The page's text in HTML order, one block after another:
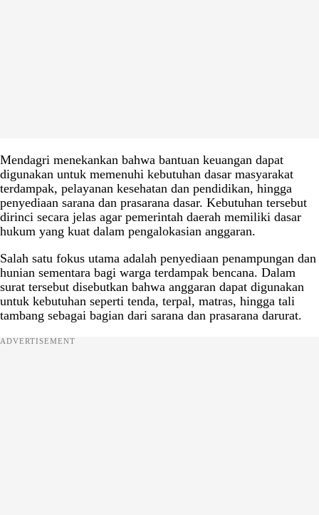
Mendagri menekankan bahwa bantuan keuangan dapat
digunakan untuk memenuhi kebutuhan dasar masyarakat
terdampak, pelayanan kesehatan dan pendidikan, hingga
penyediaan sarana dan prasarana dasar. Kebutuhan tersebut
dirinci secara jelas agar pemerintah daerah memiliki dasar
hukum yang kuat dalam pengalokasian anggaran.
Salah satu fokus utama adalah penyediaan penampungan dan
hunian sementara bagi warga terdampak bencana. Dalam
surat tersebut disebutkan bahwa anggaran dapat digunakan
untuk kebutuhan seperti tenda, terpal, matras, hingga tali
tambang sebagai bagian dari sarana dan prasarana darurat.
ADVERTISEMENT